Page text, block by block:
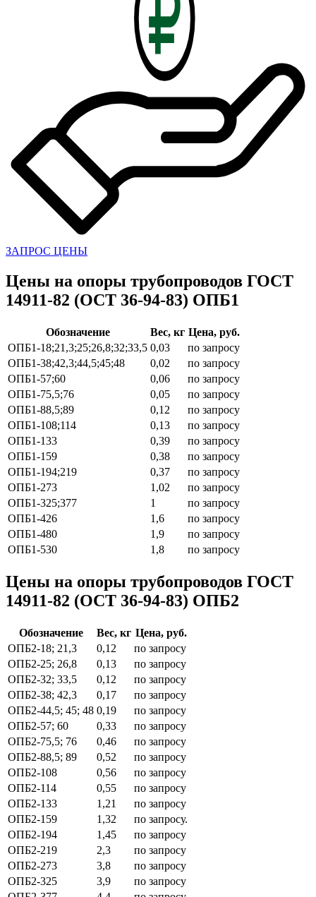
ЗАПРОС ЦЕНЫ
Цены на опоры трубопроводов ГОСТ
14911-82 (ОСТ 36-94-83) ОПБ1
Обозначение Вес, кг Цена, руб.
ОПБ1-18;21,3;25;26,8;32;33,5 0,03
по запросу
ОПБ1-38;42,3;44,5;45;48
0,02
по запросу
ОПБ1-57;60
0,06
по запросу
ОПБ1-75,5;76
0,05
по запросу
ОПБ1-88,5;89
0,12
по запросу
ОПБ1-108;114
0,13
по запросу
ОПБ1-133
0,39
по запросу
ОПБ1-159
0,38
по запросу
ОПБ1-194;219
0,37
по запросу
ОПБ1-273
1,02
по запросу
ОПБ1-325;377
1
по запросу
ОПБ1-426
1,6
по запросу
ОПБ1-480
1,9
по запросу
ОПБ1-530
1,8 по запросу
Цены на опоры трубопроводов ГОСТ
14911-82 (ОСТ 36-94-83) ОПБ2
Обозначение Вес, кг Цена, руб.
ОПБ2-18; 21,3
0,12
по запросу
ОПБ2-25; 26,8
0,13
по запросу
ОПБ2-32; 33,5
0,12
по запросу
ОПБ2-38; 42,3
0,17
по запросу
ОПБ2-44,5; 45; 48 0,19
по запросу
ОПБ2-57; 60
0,33
по запросу
ОПБ2-75,5; 76
0,46
по запросу
ОПБ2-88,5; 89
0,52
по запросу
ОПБ2-108
0,56
по запросу
ОПБ2-114
0,55
по запросу
ОПБ2-133
1,21
по запросу
ОПБ2-159
1,32
по запросу.
ОПБ2-194
1,45
по запросу
ОПБ2-219
2,3
по запросу
ОПБ2-273
3,8
по запросу
ОПБ2-325
3,9
по запросу